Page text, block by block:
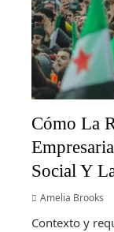
Cómo La
Social Y
Amelia Brooks
Contexto y